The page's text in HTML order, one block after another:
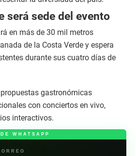
será sede del evento
en más de 30 mil metros
de la Costa Verde y espera
durante sus cuatro días de
gastronómicas
con conciertos en vivo,
interactivos.
WHATSAPP